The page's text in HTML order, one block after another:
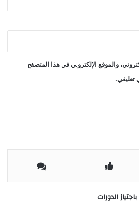
والموقع الإلكتروني في هذا المتصفح
تعليقي.
الدورات